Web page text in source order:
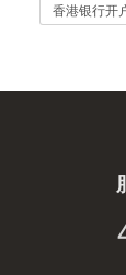
香港银行开